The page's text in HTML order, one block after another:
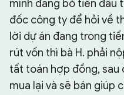
mình đang bỏ tiền đầu
đốc công ty để hỏi về
lời dự án đang trong
rút vốn thì bà H. phải
tất toán hợp đồng,
mua lại và sẽ bán giúp